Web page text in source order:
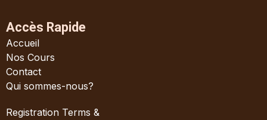
Accès Rapide
Accueil
Nos Cours
Contact
Qui sommes-nous?
Registration Terms &